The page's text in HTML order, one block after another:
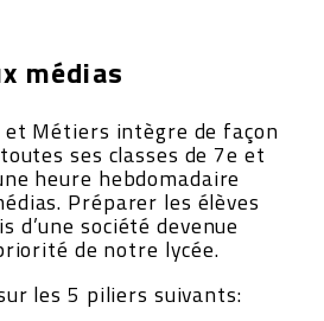
médias
et Métiers intègre de façon
ses classes de 7e et
heure hebdomadaire
Préparer les élèves
d’une société devenue
de notre lycée.
les 5 piliers suivants: